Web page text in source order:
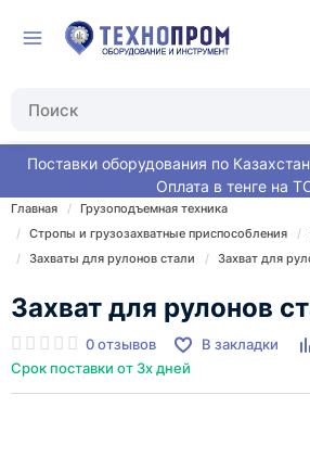
Поставки оборудования по
Оплата в тенге на
Главная
Грузоподъемная техника
Стропы и грузозахватные приспособления
Захваты для рулонов стали
Захват для
Захват для рулонов
0 отзывов В закладки
Срок поставки от 3х дней